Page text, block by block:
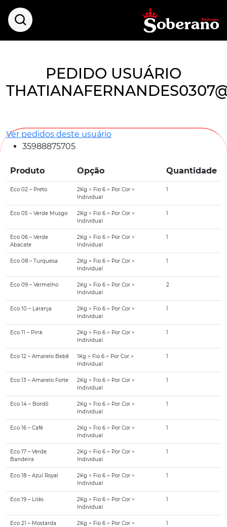
PEDIDO USUÁRIO
Ver pedidos deste usuário
35988875705
Produto Opção Quantidade
Eco 02 – Preto
2Kg > Fio 6 > Por Cor >
Individual
1
Eco 05 – Verde Musgo
2Kg > Fio 6 > Por Cor >
Individual
1
Eco 06 – Verde
Abacate
2Kg > Fio 6 > Por Cor >
Individual
1
Eco 08 – Turquesa
2Kg > Fio 6 > Por Cor >
Individual
1
Eco 09 – Vermelho
2Kg > Fio 6 > Por Cor >
Individual
2
Eco 10 – Laranja
2Kg > Fio 6 > Por Cor >
Individual
1
Eco 11 – Pink
2Kg > Fio 6 > Por Cor >
Individual
1
Eco 12 – Amarelo Bebê
1Kg > Fio 6 > Por Cor >
Individual
1
Eco 13 – Amarelo Forte
2Kg > Fio 6 > Por Cor >
Individual
1
Eco 14 – Bordô
2Kg > Fio 6 > Por Cor >
Individual
1
Eco 16 – Café
2Kg > Fio 6 > Por Cor >
Individual
1
Eco 17 – Verde
Bandeira
2Kg > Fio 6 > Por Cor >
Individual
1
Eco 18 – Azul Royal
2Kg > Fio 6 > Por Cor >
Individual
1
Eco 19 – Lilás
2Kg > Fio 6 > Por Cor >
Individual
1
Eco 21 – Mostarda
2Kg > Fio 6 > Por Cor >
1